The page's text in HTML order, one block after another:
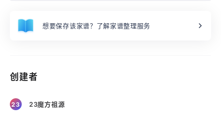
想要保存该家谱？了解家谱整理服务
创建者
23 23魔方祖源